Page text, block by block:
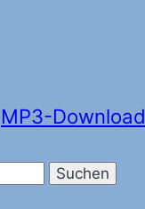
MP3-Download